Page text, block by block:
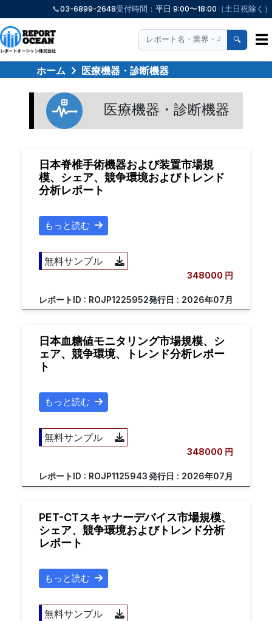
📞03-6899-2648受付時間： 平日 9:00〜18:00 （土日祝除く）
🔍 ☰
ホーム 医療機器・診断機器
医療機器・診断機器
日本脊椎手術機器および装置市場規
模、シェア、競争環境およびトレンド
分析レポート
もっと読む
無料サンプル
348000 円
レポートID : ROJP1225952発行日 : 2026年07月
日本血糖値モニタリング市場規模、シ
ェア、競争環境、トレンド分析レポー
ト
もっと読む
無料サンプル
348000 円
レポートID : ROJP1125943発行日 : 2026年07月
PET-CTスキャナーデバイス市場規模、
シェア、競争環境およびトレンド分析
レポート
もっと読む
無料サンプル